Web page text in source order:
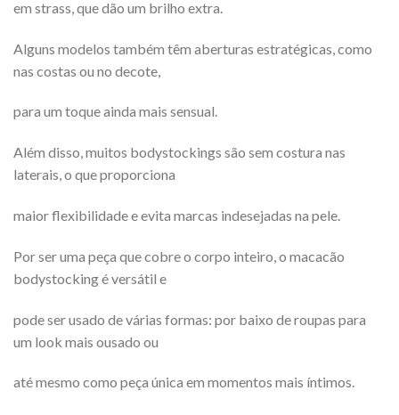
em strass, que dão um brilho extra.
Alguns modelos também têm aberturas estratégicas, como
nas costas ou no decote,
para um toque ainda mais sensual.
Além disso, muitos bodystockings são sem costura nas
laterais, o que proporciona
maior flexibilidade e evita marcas indesejadas na pele.
Por ser uma peça que cobre o corpo inteiro, o macacão
bodystocking é versátil e
pode ser usado de várias formas: por baixo de roupas para
um look mais ousado ou
até mesmo como peça única em momentos mais íntimos.